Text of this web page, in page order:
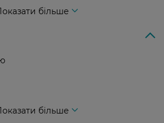
більше
більше